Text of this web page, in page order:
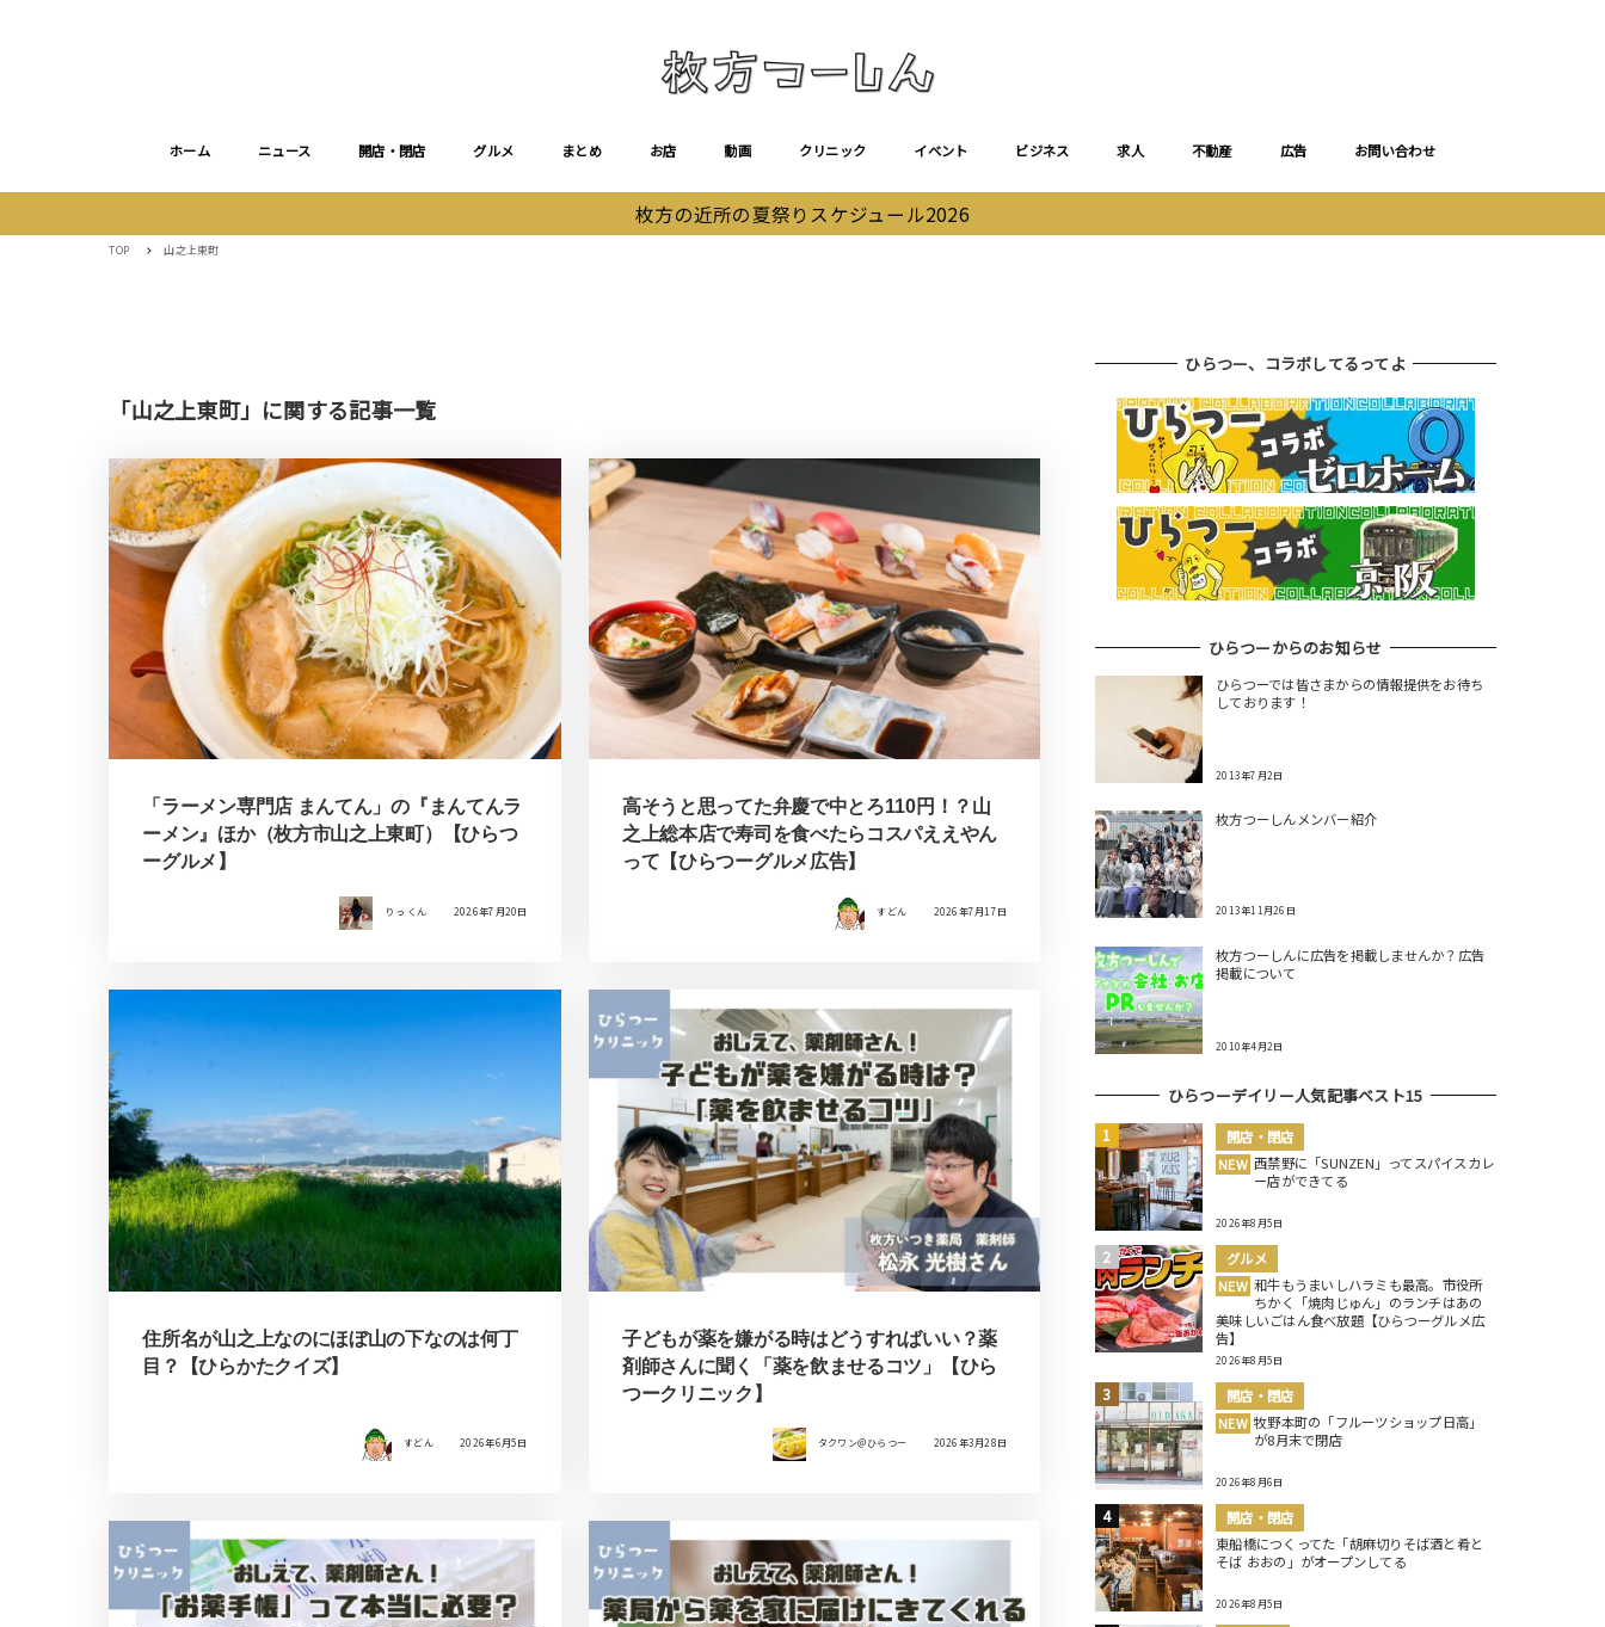
ホーム ニュース 開店・閉店 グルメ まとめ お店 動画 クリニック イベント ビジネス 求人 不動産 広告 お問い合わせ
枚方の近所の夏祭りスケジュール2026
TOP 山之上東町
「山之上東町」に関する記事一覧
「ラーメン専門店 まんてん」の『まんてんラ
ーメン』ほか（枚方市山之上東町）【ひらつ
ーグルメ】
りっ くん 2026年7月20日
高そうと思ってた弁慶で中とろ110円！？山
之上総本店で寿司を食べたらコスパええやん
って【ひらつーグルメ広告】
すどん 2026年7月17日
住所名が山之上なのにほぼ山の下なのは何丁
目？【ひらかたクイズ】
すどん 2026年6月5日
子どもが薬を嫌がる時はどうすればいい？薬
剤師さんに聞く「薬を飲ませるコツ」【ひら
つークリニック】
タクワン＠ひらつー 2026年3月28日
ひらつー、コラボしてるってよ
ひらつーからのお知らせ
ひらつーでは皆さまからの情報提供をお待ち
しております！
2013年7月2日
枚方つーしんメンバー紹介
2013年11月26日
枚方つーしんに広告を掲載しませんか？広告
掲載について
2010年4月2日
ひらつーデイリー人気記事ベスト15
開店・閉店
NEW 西禁野に「SUNZEN」ってスパイスカレ
ー店ができてる
2026年8月5日
グルメ
NEW 和牛もうまいしハラミも最高。市役所
ちかく「焼肉じゅん」のランチはあの
美味しいごはん食べ放題【ひらつーグルメ広
告】
2026年8月5日
開店・閉店
NEW 牧野本町の「フルーツショップ日高」
が8月末で閉店
2026年8月6日
開店・閉店
東船橋につくってた「胡麻切りそば酒と肴と
そば おおの」がオープンしてる
2026年8月5日